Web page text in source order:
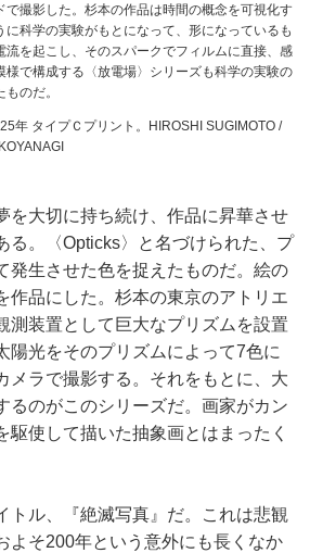
で撮影した。杉本の作品は時間の概念を可視化す
に科学の実験がもとになって、形になっているも
流を起こし、そのスパークでフィルムに直接、感
様で構成する〈放電場〉シリーズも科学の実験の
のだ。
年 タイプＣプリント。HIROSHI SUGIMOTO /
大切に持ち続け、作品に昇華させ
る。〈Opticks〉と名づけられた、プ
発生させた色を捉えたものだ。絵の
作品にした。杉本の東京のアトリエ
測装置として巨大なプリズムを設置
陽光をそのプリズムによって7色に
メラで撮影する。それをもとに、大
るのがこのシリーズだ。画家がカン
駆使して描いた抽象画とはまったく
ル、『絶滅写真』だ。これは悲観
よそ200年という意外にも長くなか